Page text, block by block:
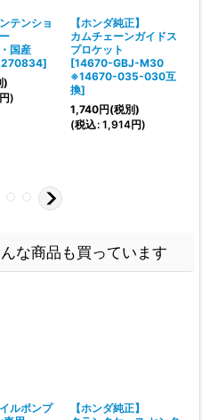
テンショ
国産
270834]
)
)
【ホンダ純正】
カムチェーンガイドス
プロケット
[14670-GBJ-M30
※14670-035-030互
換]
1,740円(税別)
(税込: 1,914円)
な商品も買っています
ルポンプ
【ホンダ純正】